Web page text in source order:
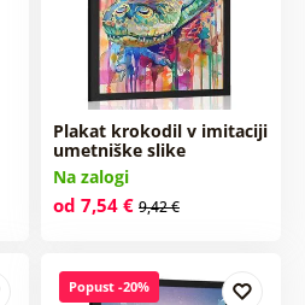
Plakat krokodil v imitaciji
umetniške slike
Na zalogi
od 7,54 € 9,42 €
Popust -20%